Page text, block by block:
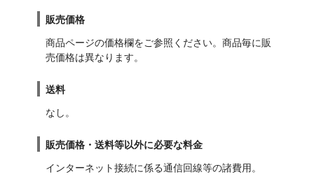
販売価格
商品ページの価格欄をご参照ください。商品毎に販
売価格は異なります。
送料
なし。
販売価格・送料等以外に必要な料金
インターネット接続に係る通信回線等の諸費用。